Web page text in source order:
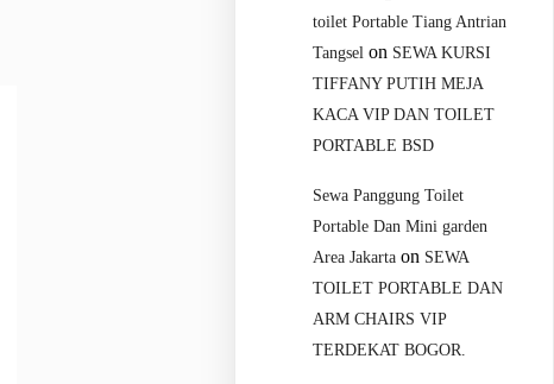
toilet Portable Tiang Antrian
Tangsel on SEWA KURSI
TIFFANY PUTIH MEJA
KACA VIP DAN TOILET
PORTABLE BSD
Sewa Panggung Toilet
Portable Dan Mini garden
Area Jakarta on SEWA
TOILET PORTABLE DAN
ARM CHAIRS VIP
TERDEKAT BOGOR.